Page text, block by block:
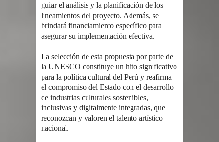
guiar el análisis y la planificación de los
lineamientos del proyecto. Además, se
brindará financiamiento específico para
asegurar su implementación efectiva.
La selección de esta propuesta por parte de
la UNESCO constituye un hito significativo
para la política cultural del Perú y reafirma
el compromiso del Estado con el desarrollo
de industrias culturales sostenibles,
inclusivas y digitalmente integradas, que
reconozcan y valoren el talento artístico
nacional.